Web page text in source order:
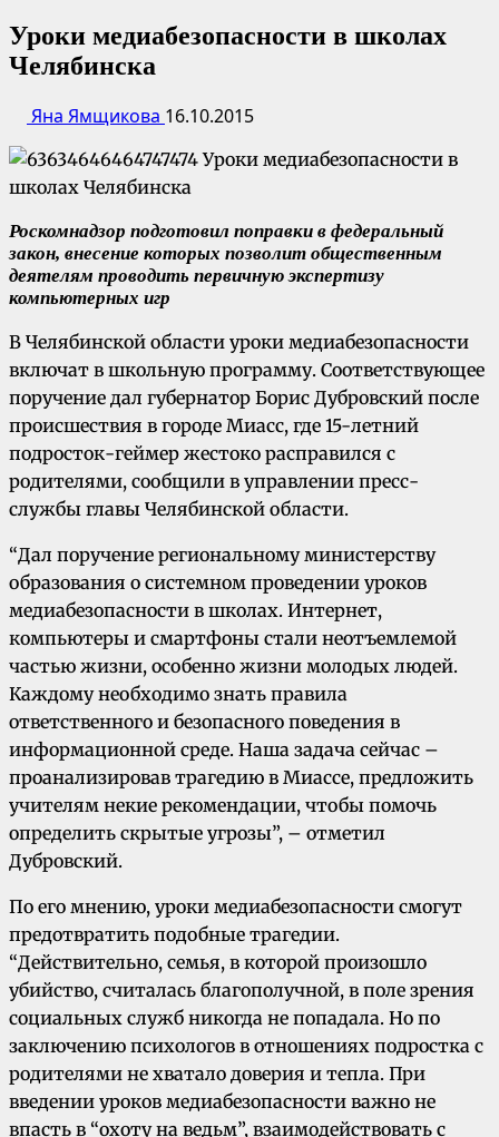
Уроки медиабезопасности в школах
Челябинска
Яна Ямщикова 16.10.2015
Роскомнадзор подготовил поправки в федеральный
закон, внесение которых позволит общественным
деятелям проводить первичную экспертизу
компьютерных игр
В Челябинской области уроки медиабезопасности
включат в школьную программу. Соответствующее
поручение дал губернатор Борис Дубровский после
происшествия в городе Миасс, где 15-летний
подросток-геймер жестоко расправился с
родителями, сообщили в управлении пресс-
службы главы Челябинской области.
“Дал поручение региональному министерству
образования о системном проведении уроков
медиабезопасности в школах. Интернет,
компьютеры и смартфоны стали неотъемлемой
частью жизни, особенно жизни молодых людей.
Каждому необходимо знать правила
ответственного и безопасного поведения в
информационной среде. Наша задача сейчас –
проанализировав трагедию в Миассе, предложить
учителям некие рекомендации, чтобы помочь
определить скрытые угрозы”, – отметил
Дубровский.
По его мнению, уроки медиабезопасности смогут
предотвратить подобные трагедии.
“Действительно, семья, в которой произошло
убийство, считалась благополучной, в поле зрения
социальных служб никогда не попадала. Но по
заключению психологов в отношениях подростка с
родителями не хватало доверия и тепла. При
введении уроков медиабезопасности важно не
впасть в “охоту на ведьм”, взаимодействовать с